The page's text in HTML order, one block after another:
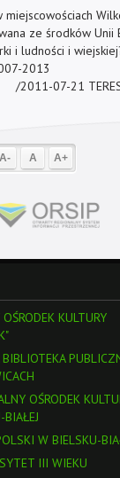
A- A A+
ze środków Unii
i ludności i
2013
KULTURY
OŚRODEK
BIAŁEJ
W BIELSKU-
III WIEKU